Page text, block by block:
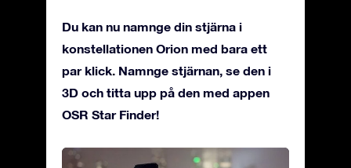
Du kan nu namnge din stjärna i
konstellationen Orion med bara ett
par klick. Namnge stjärnan, se den i
3D och titta upp på den med appen
OSR Star Finder!